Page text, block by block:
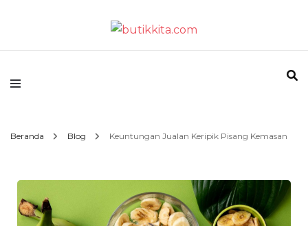
butikkita.com
Beranda Blog Keuntungan Jualan Keripik Pisang Kemasan